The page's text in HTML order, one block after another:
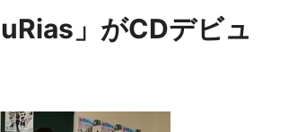
」がCDデビュ